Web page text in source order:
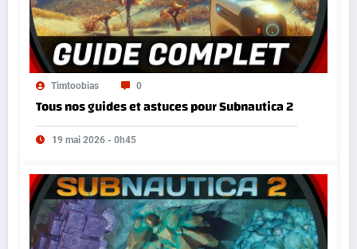
Timtoobias 0
Tous nos guides et astuces pour Subnautica 2
19 mai 2026 - 0h45